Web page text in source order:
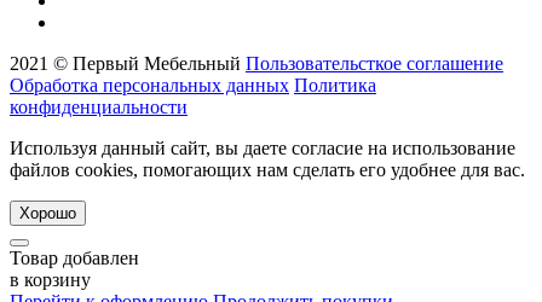
2021 © Первый Мебельный Пользовательсткое соглашение
Обработка персональных данных Политика
конфиденциальности
Используя данный сайт, вы даете согласие на использование
файлов cookies, помогающих нам сделать его удобнее для вас.
Хорошо
Товар добавлен
в корзину